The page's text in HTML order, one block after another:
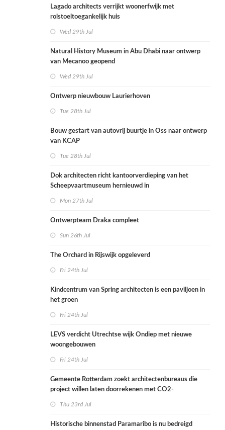
Lagado architects verrijkt woonerfwijk met
rolstoeltoegankelijk huis
Wed 29th Jul
Natural History Museum in Abu Dhabi naar ontwerp
van Mecanoo geopend
Wed 29th Jul
Ontwerp nieuwbouw Laurierhoven
Tue 28th Jul
Bouw gestart van autovrij buurtje in Oss naar ontwerp
van KCAP
Tue 28th Jul
Dok architecten richt kantoorverdieping van het
Scheepvaartmuseum hernieuwd in
Mon 27th Jul
Ontwerpteam Draka compleet
Sun 26th Jul
The Orchard in Rijswijk opgeleverd
Fri 24th Jul
Kindcentrum van Spring architecten is een paviljoen in
het groen
Fri 24th Jul
LEVS verdicht Utrechtse wijk Ondiep met nieuwe
woongebouwen
Fri 24th Jul
Gemeente Rotterdam zoekt architectenbureaus die
project willen laten doorrekenen met CO2-
Thu 23rd Jul
Historische binnenstad Paramaribo is nu bedreigd